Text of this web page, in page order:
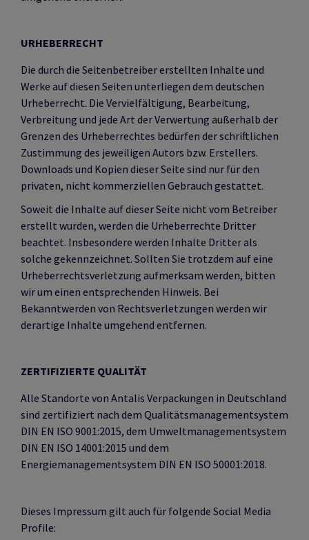
URHEBERRECHT
Die durch die Seitenbetreiber erstellten Inhalte und
Werke auf diesen Seiten unterliegen dem deutschen
Urheberrecht. Die Vervielfältigung, Bearbeitung,
Verbreitung und jede Art der Verwertung außerhalb der
Grenzen des Urheberrechtes bedürfen der schriftlichen
Zustimmung des jeweiligen Autors bzw. Erstellers.
Downloads und Kopien dieser Seite sind nur für den
privaten, nicht kommerziellen Gebrauch gestattet.
Soweit die Inhalte auf dieser Seite nicht vom Betreiber
erstellt wurden, werden die Urheberrechte Dritter
beachtet. Insbesondere werden Inhalte Dritter als
solche gekennzeichnet. Sollten Sie trotzdem auf eine
Urheberrechtsverletzung aufmerksam werden, bitten
wir um einen entsprechenden Hinweis. Bei
Bekanntwerden von Rechtsverletzungen werden wir
derartige Inhalte umgehend entfernen.
ZERTIFIZIERTE QUALITÄT
Alle Standorte von Antalis Verpackungen in Deutschland
sind zertifiziert nach dem Qualitätsmanagementsystem
DIN EN ISO 9001:2015, dem Umweltmanagementsystem
DIN EN ISO 14001:2015 und dem
Energiemanagementsystem DIN EN ISO 50001:2018.
Dieses Impressum gilt auch für folgende Social Media
Profile: